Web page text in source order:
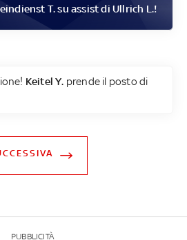
T.su assist diUllrich L.!
Keitel Y. prende il posto di
PUBBLICITÀ